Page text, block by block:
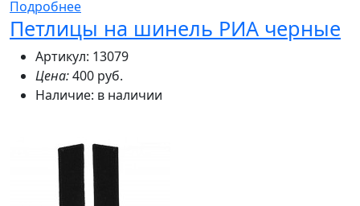
Подробнее
Петлицы на шинель РИА черные
Артикул: 13079
Цена:400 руб.
Наличие: в наличии